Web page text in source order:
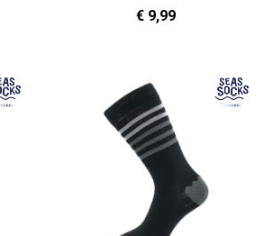
€ 9,99
In Winkelwagen